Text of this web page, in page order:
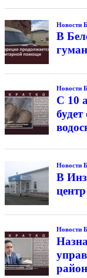
Новости
В
Новости
С 10
Новости
В
Новости